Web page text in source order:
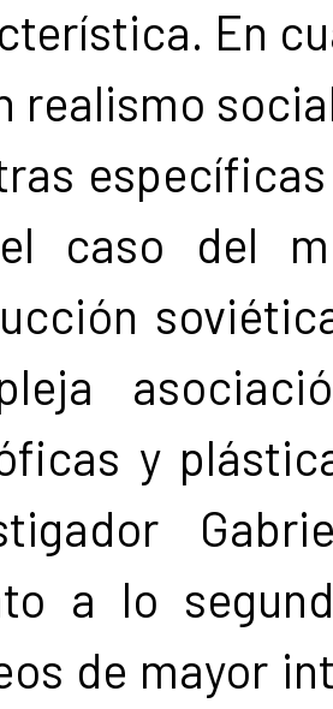
En
realismo
caso del
y
a lo
de mayor